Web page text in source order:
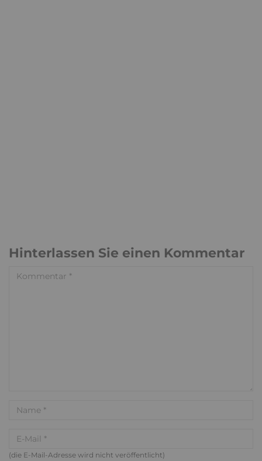
Hinterlassen Sie einen Kommentar
(die E-Mail-Adresse wird nicht veröffentlicht)